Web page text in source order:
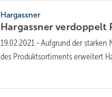
Hargassner
Hargassner
19.02.2021 - Aufgrund der starken
des Produktsortiments erweitert